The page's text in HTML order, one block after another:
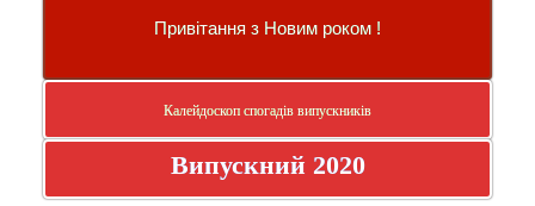
Привітання з Новим роком !
Калейдоскоп спогадів випускників
Випускний 2020